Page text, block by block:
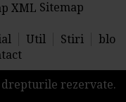
Sitemap
Util Stiri
blo
drepturile rezervate.